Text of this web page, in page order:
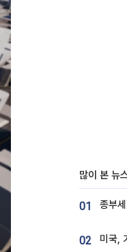
많이 본 뉴
01
02